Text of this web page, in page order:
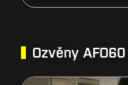
Ozvěny AFO60